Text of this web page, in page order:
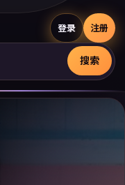
登录 注册
搜索